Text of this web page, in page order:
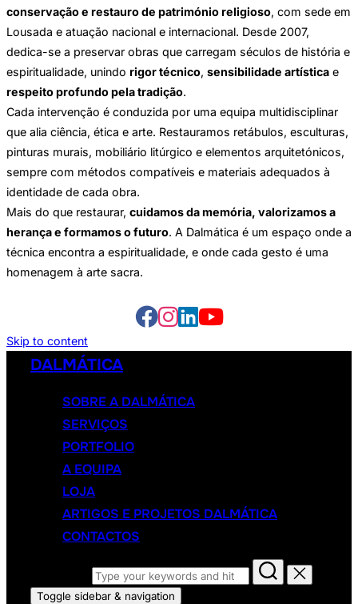
conservação e restauro de património religioso, com sede em
Lousada e atuação nacional e internacional. Desde 2007,
dedica-se a preservar obras que carregam séculos de história e
espiritualidade, unindo rigor técnico, sensibilidade artística e
respeito profundo pela tradição.
Cada intervenção é conduzida por uma equipa multidisciplinar
que alia ciência, ética e arte. Restauramos retábulos, esculturas,
pinturas murais, mobiliário litúrgico e elementos arquitetónicos,
sempre com métodos compatíveis e materiais adequados à
identidade de cada obra.
Mais do que restaurar, cuidamos da memória, valorizamos a
herança e formamos o futuro. A Dalmática é um espaço onde a
técnica encontra a espiritualidade, e onde cada gesto é uma
homenagem à arte sacra.
Skip to content
DALMÁTICA
SOBRE A DALMÁTICA
SERVIÇOS
PORTFOLIO
A EQUIPA
LOJA
ARTIGOS E PROJETOS DALMÁTICA
CONTACTOS
Toggle sidebar & navigation